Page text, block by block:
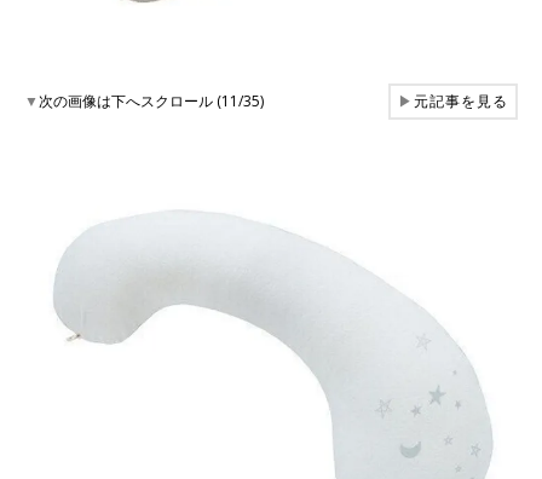
▼次の画像は下へスクロール (11/35) ▶元記事を見る